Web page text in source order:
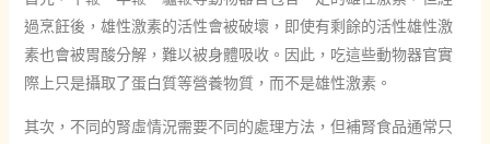
過烹飪後，雄性激素的活性會被破壞，即使有剩餘的活性雄性激
素也會被胃酸分解，難以被身體吸收。因此，吃這些動物器官實
際上只是攝取了蛋白質等營養物質，而不是雄性激素。
其次，不同的腎虛情況需要不同的處理方法，但補腎食品通常只